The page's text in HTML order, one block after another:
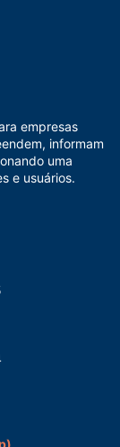
empresas
informam
uma
e usuários.